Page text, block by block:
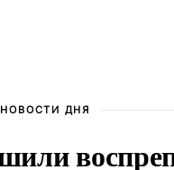
НОВОСТИ ДНЯ